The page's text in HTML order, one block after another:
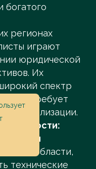
богатого
регионах
играют
юридической
Их
спектр
требует
специализации.
модели
этой области,
технические